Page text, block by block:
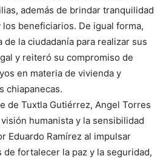
además de brindar tranquilidad
beneficiarios. De igual forma,
de la ciudadanía para realizar sus
y reiteró su compromiso de
en materia de vivienda y
chiapanecas.
de Tuxtla Gutiérrez, Angel Torres
humanista y la sensibilidad
Eduardo Ramírez al impulsar
de fortalecer la paz y la seguridad,